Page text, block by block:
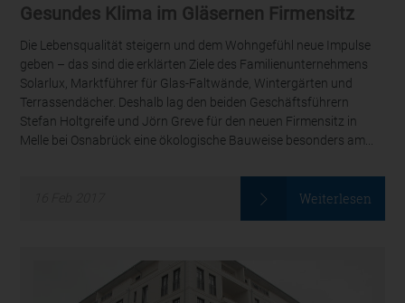
Gesundes Klima im Gläsernen Firmensitz
Die Lebensqualität steigern und dem Wohngefühl neue Impulse
geben – das sind die erklärten Ziele des Familienunternehmens
Solarlux, Marktführer für Glas-Faltwände, Wintergärten und
Terrassendächer. Deshalb lag den beiden Geschäftsführern
Stefan Holtgreife und Jörn Greve für den neuen Firmensitz in
Melle bei Osnabrück eine ökologische Bauweise besonders am...
Weiterlesen